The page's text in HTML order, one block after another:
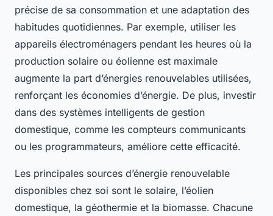
précise de sa consommation et une adaptation des
habitudes quotidiennes. Par exemple, utiliser les
appareils électroménagers pendant les heures où la
production solaire ou éolienne est maximale
augmente la part d’énergies renouvelables utilisées,
renforçant les économies d’énergie. De plus, investir
dans des systèmes intelligents de gestion
domestique, comme les compteurs communicants
ou les programmateurs, améliore cette efficacité.
Les principales sources d’énergie renouvelable
disponibles chez soi sont le solaire, l’éolien
domestique, la géothermie et la biomasse. Chacune